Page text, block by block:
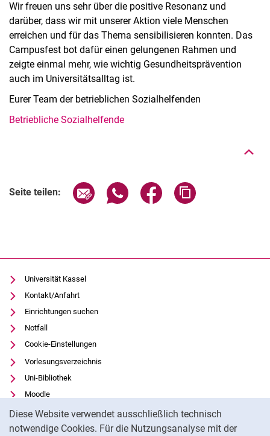
Diese Website verwendet ausschließlich technisch
notwendige Cookies. Für die Nutzungsanalyse mit der
Wir freuen uns sehr über die positive Resonanz und
darüber, dass wir mit unserer Aktion viele Menschen
erreichen und für das Thema sensibilisieren konnten. Das
Campusfest bot dafür einen gelungenen Rahmen und
zeigte einmal mehr, wie wichtig Gesundheitsprävention
auch im Universitätsalltag ist.
Eurer Team der betrieblichen Sozialhelfenden
Betriebliche Sozialhelfende
Seite teilen: Seite über E-Mail teilen
Seite über WhatsApp teilen
Seite über Facebook
Universität Kassel
Kontakt/Anfahrt
Einrichtungen suchen
Notfall
Cookie-Einstellungen
Vorlesungsverzeichnis
Uni-Bibliothek
Moodle
Panopto
Datenschutz